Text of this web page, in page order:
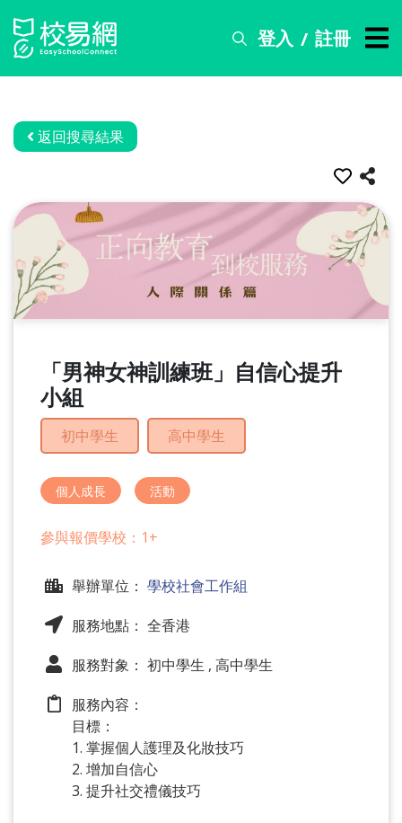
登入 / 註冊
搜
務
資
關
於
我
返回搜尋結果
「男神女神訓練班」自信心提升
小組
初中學生 高中學生
個人成長 活動
參與報價學校：1+
舉辦單位： 學校社會工作組
服務地點： 全香港
服務對象： 初中學生 , 高中學生
服務內容：
目標：
1. 掌握個人護理及化妝技巧
2. 增加自信心
3. 提升社交禮儀技巧